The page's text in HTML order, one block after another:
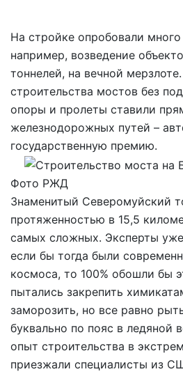
На стройке опробовали
например, возведение
тоннелей, на вечной
строительства мостов без
опоры и пролеты ставили
железнодорожных путей –
государственную премию.
Фото РЖД
Знаменитый Северомуйский
протяженностью в 15,5
самых сложных. Эксперты
если бы тогда были
космоса, то 100% обошли бы
пытались закрепить
заморозить, но все равно
буквально по пояс в ледяной
опыт строительства в
приезжали специалисты из